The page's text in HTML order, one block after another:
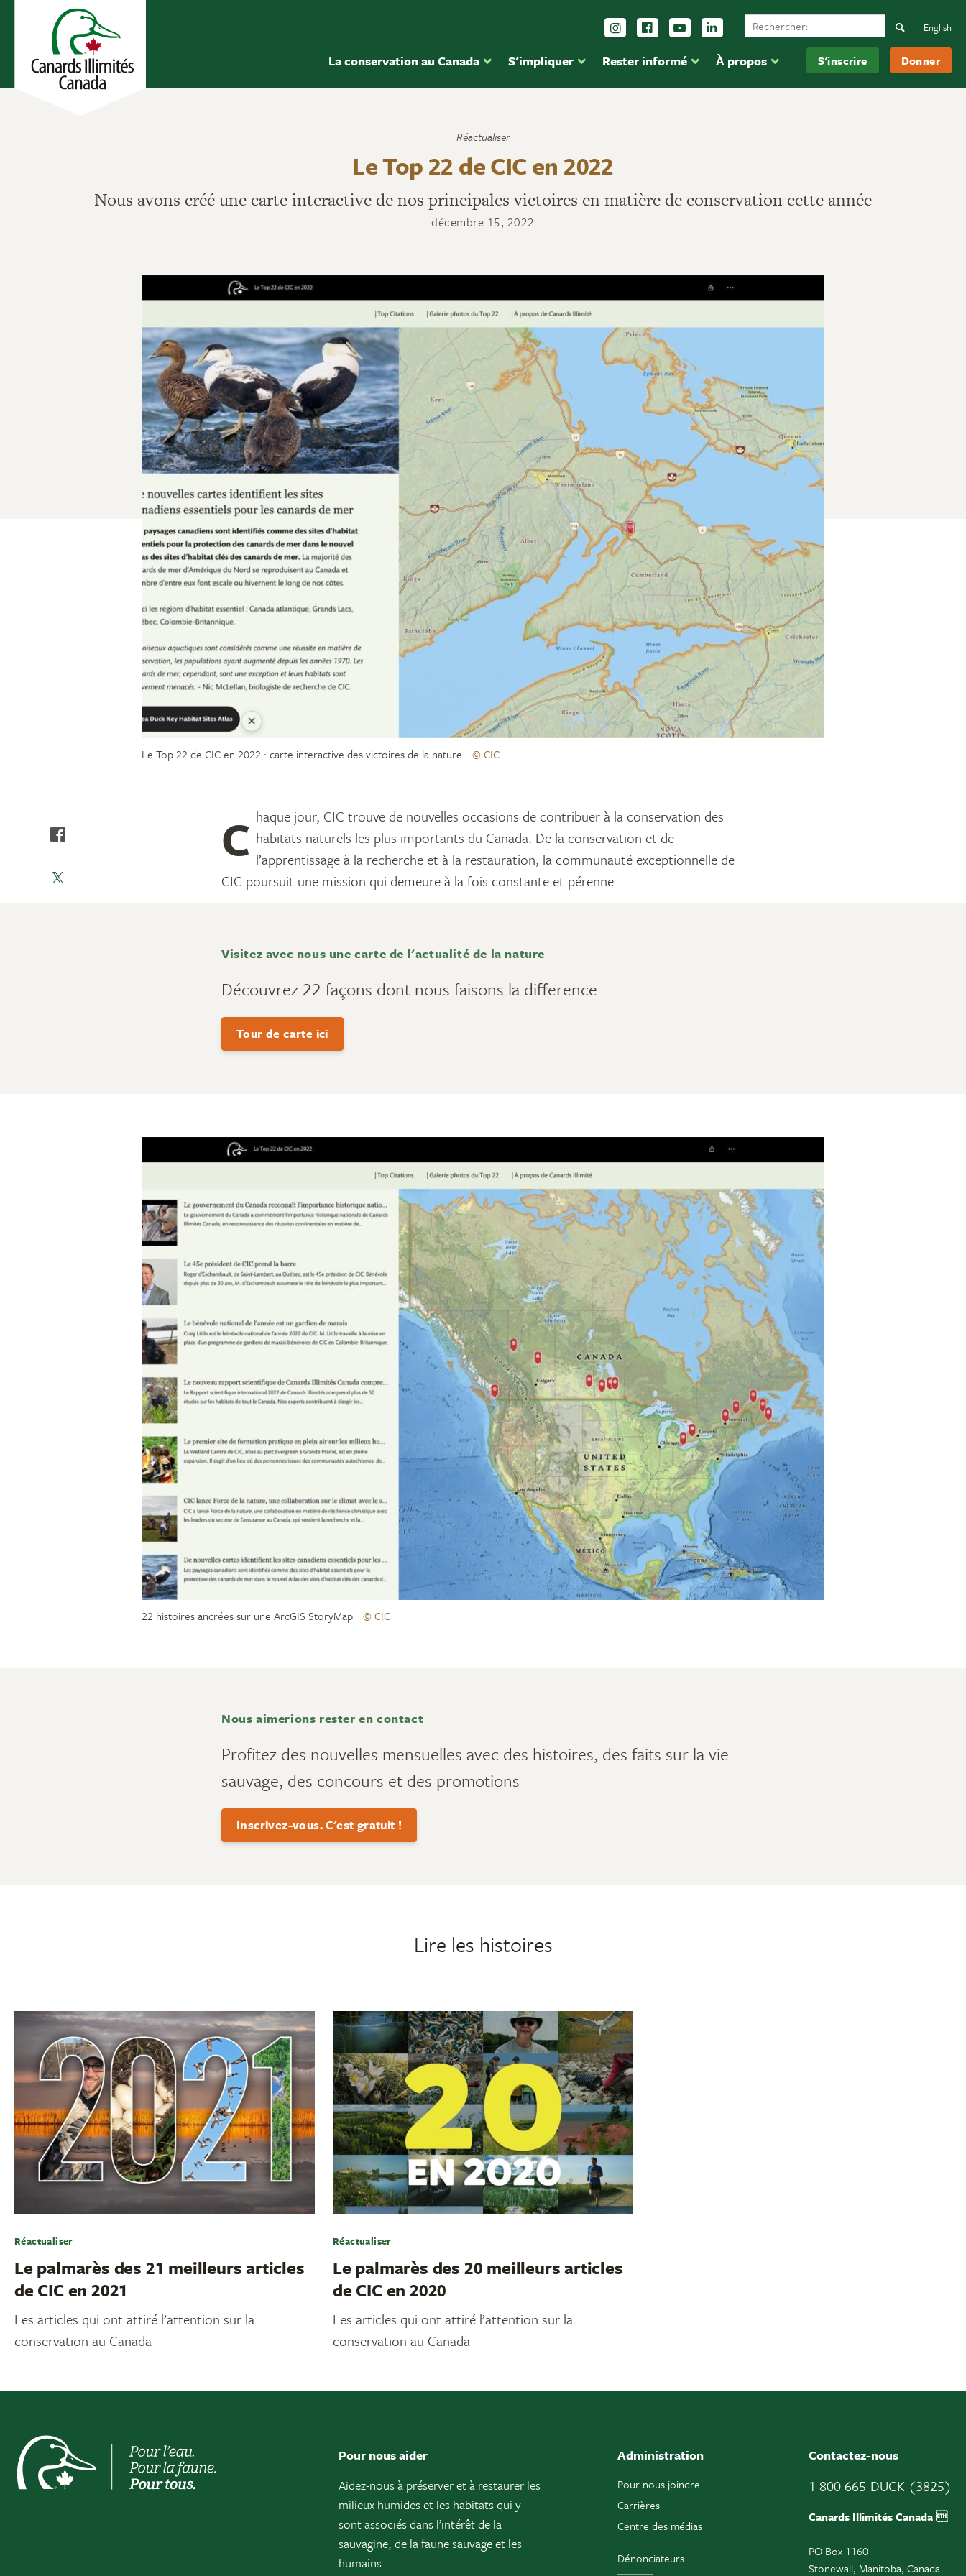
La conservation au Canada S'impliquer Rester informé À propos S'inscrire Donner
Suivez-nous sur Instagram
Suivez-nous sur Facebook
Inscrivez-vous sur YouTube
Suivez-nous sur LinkedIn
Search Ducks Unlimited CanadaSearch
English
Réactualiser
Le Top 22 de CIC en 2022
Nous avons créé une carte interactive de nos principales victoires en matière de conservation cette année
décembre 15, 2022
Le Top 22 de CIC en 2022 : carte interactive des victoires de la nature © CIC
Chaque jour, CIC trouve de nouvelles occasions de contribuer à la conservation des habitats naturels les plus importants du Canada. De la conservation et de
l’apprentissage à la recherche et à la restauration, la communauté exceptionnelle de
CIC poursuit une mission qui demeure à la fois constante et pérenne.
Visitez avec nous une carte de l'actualité de la nature
Découvrez 22 façons dont nous faisons la difference
Tour de carte ici
22 histoires ancrées sur une ArcGIS StoryMap © CIC
Nous aimerions rester en contact
Profitez des nouvelles mensuelles avec des histoires, des faits sur la vie
sauvage, des concours et des promotions
Inscrivez-vous. C'est gratuit !
Lire les histoires
Réactualiser
Le palmarès des 21 meilleurs articles
de CIC en 2021
Les articles qui ont attiré l’attention sur la
conservation au Canada
Réactualiser
Le palmarès des 20 meilleurs articles
de CIC en 2020
Les articles qui ont attiré l’attention sur la
conservation au Canada
Pour nous aider
Aidez-nous à préserver et à restaurer les
milieux humides et les habitats qui y
sont associés dans l’intérêt de la
sauvagine, de la faune sauvage et les
humains.
Administration
Pour nous joindre
Carrières
Centre des médias
Dénonciateurs
Contactez-nous
1 800 665-DUCK (3825)
Canards Illimités Canada 
PO Box 1160
Stonewall, Manitoba, Canada